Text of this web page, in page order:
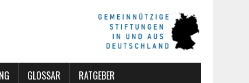
GLOSSAR RATGEBER